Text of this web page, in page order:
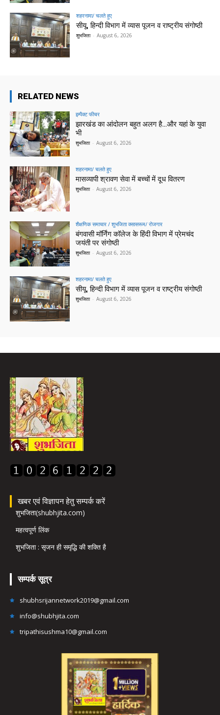
शहरनामा/ चलते हुए
सीयू, हिन्दी विभाग में व्यास पूजन व राष्ट्रीय संगोष्ठी
शुभजिता - August 6, 2026
RELATED NEWS
इम्पैक्ट फीचर
झारखंड का आंदोलन बहुत अलग है…और यहां के युवा
भी
शुभजिता - August 6, 2026
शहरनामा/ चलते हुए
मासव्यापी श्रावण सेवा में बच्चों में दूध वितरण
शुभजिता - August 6, 2026
शैक्षणिक समाचार / शुभजिता क्सासरूम/ रोजगार
बंगवासी मॉर्निंग कॉलेज के हिंदी विभाग में प्रेमचंद
जयंती पर संगोष्ठी
शुभजिता - August 6, 2026
शहरनामा/ चलते हुए
सीयू, हिन्दी विभाग में व्यास पूजन व राष्ट्रीय संगोष्ठी
शुभजिता - August 6, 2026
खबर एवं विज्ञापन हेतु सम्पर्क करें
शुभजिता(shubhjita.com)
महत्वपूर्ण लिंक
शुभजिता : सृजन ही समृद्धि की शक्ति है
सम्पर्क सूत्र
shubhsrijannetwork2019@gmail.com
info@shubhjita.com
tripathisushma10@gmail.com